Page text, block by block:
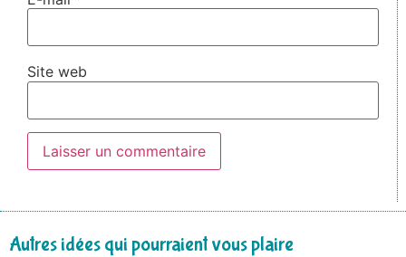
Site web
Autres idées qui pourraient vous plaire